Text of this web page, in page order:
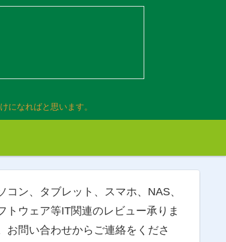
になればと思います。
コン、タブレット、スマホ、NAS、
トウェア等IT関連のレビュー承りま
お問い合わせからご連絡をくださ